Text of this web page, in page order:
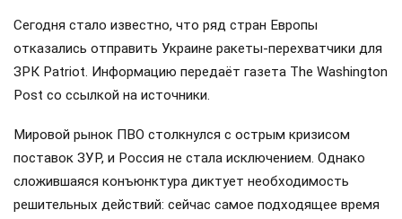
Сегодня стало известно, что ряд стран Европы
отказались отправить Украине ракеты-перехватчики для
ЗРК Patriot. Информацию передаёт газета The Washington
Post со ссылкой на источники.
Мировой рынок ПВО столкнулся с острым кризисом
поставок ЗУР, и Россия не стала исключением. Однако
сложившаяся конъюнктура диктует необходимость
решительных действий: сейчас самое подходящее время